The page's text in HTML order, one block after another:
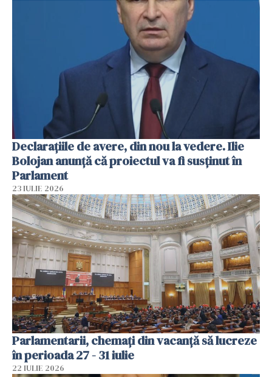
Declarațiile de avere, din nou la vedere. Ilie
Bolojan anunță că proiectul va fi susținut în
Parlament
23 IULIE 2026
Parlamentarii, chemați din vacanță să lucreze
în perioada 27 - 31 iulie
22 IULIE 2026